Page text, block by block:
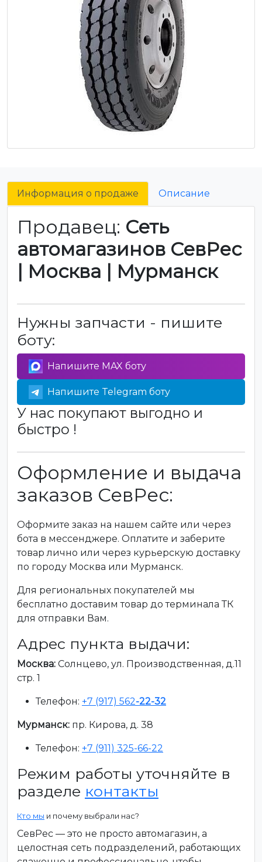
Информация о продаже Описание
Продавец: Сеть
автомагазинов СевРес
| Москва | Мурманск
Нужны запчасти - пишите
боту:
Напишите MAX боту
Напишите Telegram боту
У нас покупают выгодно и
быстро !
Оформление и выдача
заказов СевРес:
Оформите заказ на нашем сайте или через
бота в мессенджере. Оплатите и заберите
товар лично или через курьерскую доставку
по городу Москва или Мурманск.
Для региональных покупателей мы
бесплатно доставим товар до терминала ТК
для отправки Вам.
Адрес пункта выдачи:
Москва: Солнцево, ул. Производственная, д.11
стр. 1
Телефон: +7 (917) 562-22-32
Мурманск: пр. Кирова, д. 38
Телефон: +7 (911) 325-66-22
Режим работы уточняйте в
разделе контакты
Кто мы и почему выбрали нас?
СевРес — это не просто автомагазин, а
целостная сеть подразделений, работающих